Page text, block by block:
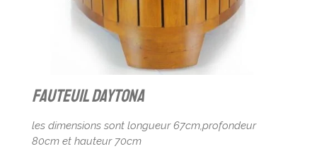
fauteuil daytona
les dimensions sont longueur 67cm,profondeur
80cm et hauteur 70cm